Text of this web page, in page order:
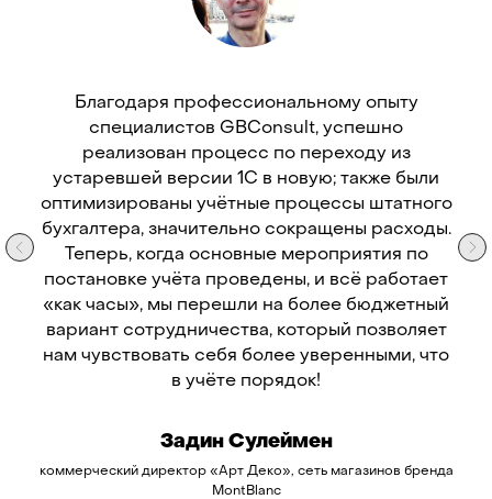
Благодаря профессиональному опыту
специалистов GBConsult, успешно
реализован процесс по переходу из
устаревшей версии 1С в новую; также были
оптимизированы учётные процессы штатного
бухгалтера, значительно сокращены расходы.
Теперь, когда основные мероприятия по
постановке учёта проведены, и всё работает
«как часы», мы перешли на более бюджетный
вариант сотрудничества, который позволяет
нам чувствовать себя более уверенными, что
в учёте порядок!
Задин Сулеймен
коммерческий директор «Арт Деко», сеть магазинов бренда
MontBlanc